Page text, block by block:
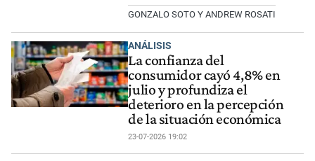
GONZALO SOTO Y ANDREW ROSATI
ANÁLISIS
La confianza del
consumidor cayó 4,8% en
julio y profundiza el
deterioro en la percepción
de la situación económica
23-07-2026 19:02